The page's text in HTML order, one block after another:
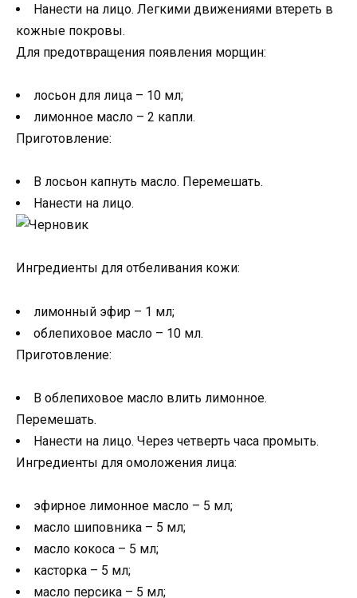
Нанести на лицо. Легкими движениями втереть в
кожные покровы.
Для предотвращения появления морщин:
лосьон для лица – 10 мл;
лимонное масло – 2 капли.
Приготовление:
В лосьон капнуть масло. Перемешать.
Нанести на лицо.
Ингредиенты для отбеливания кожи:
лимонный эфир – 1 мл;
облепиховое масло – 10 мл.
Приготовление:
В облепиховое масло влить лимонное.
Перемешать.
Нанести на лицо. Через четверть часа промыть.
Ингредиенты для омоложения лица:
эфирное лимонное масло – 5 мл;
масло шиповника – 5 мл;
масло кокоса – 5 мл;
касторка – 5 мл;
масло персика – 5 мл;